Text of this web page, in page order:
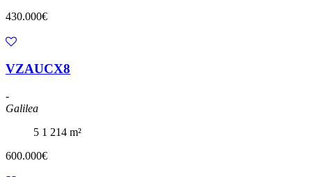
430.000€
VZAUCX8
-
Galilea
5 1 214 m²
600.000€